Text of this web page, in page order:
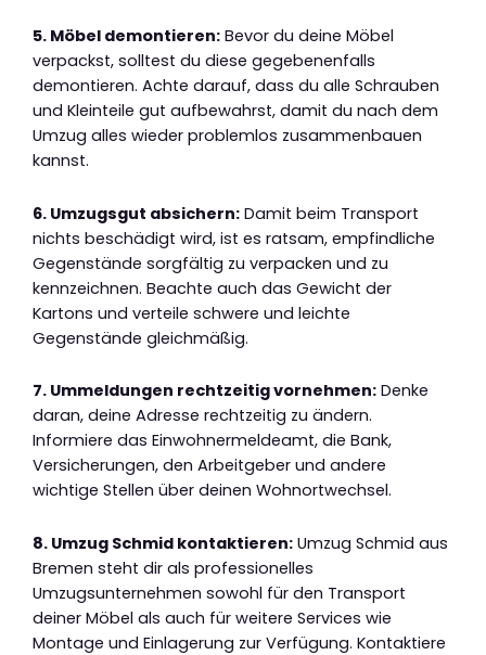
5. Möbel demontieren: Bevor du deine Möbel
verpackst, solltest du diese gegebenenfalls
demontieren. Achte darauf, dass du alle Schrauben
und Kleinteile gut aufbewahrst, damit du nach dem
Umzug alles wieder problemlos zusammenbauen
kannst.
6. Umzugsgut absichern: Damit beim Transport
nichts beschädigt wird, ist es ratsam, empfindliche
Gegenstände sorgfältig zu verpacken und zu
kennzeichnen. Beachte auch das Gewicht der
Kartons und verteile schwere und leichte
Gegenstände gleichmäßig.
7. Ummeldungen rechtzeitig vornehmen: Denke
daran, deine Adresse rechtzeitig zu ändern.
Informiere das Einwohnermeldeamt, die Bank,
Versicherungen, den Arbeitgeber und andere
wichtige Stellen über deinen Wohnortwechsel.
8. Umzug Schmid kontaktieren: Umzug Schmid aus
Bremen steht dir als professionelles
Umzugsunternehmen sowohl für den Transport
deiner Möbel als auch für weitere Services wie
Montage und Einlagerung zur Verfügung. Kontaktiere